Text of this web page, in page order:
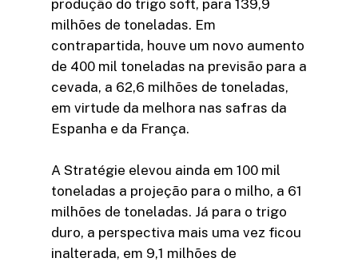
produção do trigo soft, para 139,9
milhões de toneladas. Em
contrapartida, houve um novo aumento
de 400 mil toneladas na previsão para a
cevada, a 62,6 milhões de toneladas,
em virtude da melhora nas safras da
Espanha e da França.
A Stratégie elevou ainda em 100 mil
toneladas a projeção para o milho, a 61
milhões de toneladas. Já para o trigo
duro, a perspectiva mais uma vez ficou
inalterada, em 9,1 milhões de